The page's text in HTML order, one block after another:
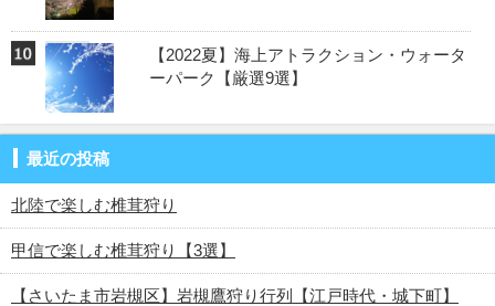
【2022夏】海上アトラクション・ウォータ
ーパーク【厳選9選】
最近の投稿
北陸で楽しむ椎茸狩り
甲信で楽しむ椎茸狩り【3選】
【さいたま市岩槻区】岩槻鷹狩り行列【江戸時代・城下町】